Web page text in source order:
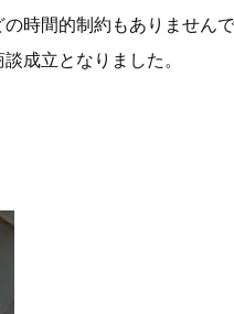
時間的制約もありません
成立となりました。